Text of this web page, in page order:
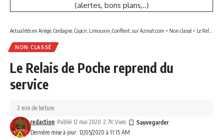
(alertes, bons plans,..)
Actualités en Ariège, Cerdagne, Capcir, Limouxin, Conflent, sur Azinat.com > Non classé > Le Relais de Poche reprend du service
NON CLASSÉ
Le Relais de Poche reprend du
service
Dernière mise à jour: 12/05/2020 à 11:15 AM
redaction Publié 12 mai 2020 2.7K Vues
2 min de lecture